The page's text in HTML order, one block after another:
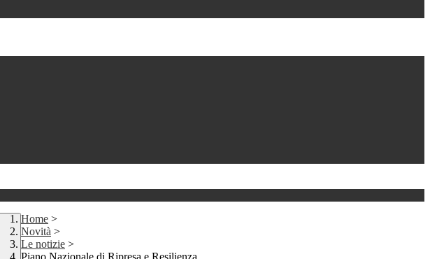
Home >
Novità >
Le notizie >